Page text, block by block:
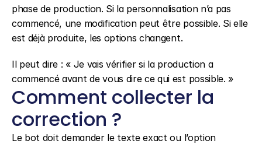
phase de production. Si la personnalisation n’a pas
commencé, une modification peut être possible. Si elle
est déjà produite, les options changent.
Il peut dire : « Je vais vérifier si la production a
commencé avant de vous dire ce qui est possible. »
Comment collecter la
correction ?
Le bot doit demander le texte exact ou l’option